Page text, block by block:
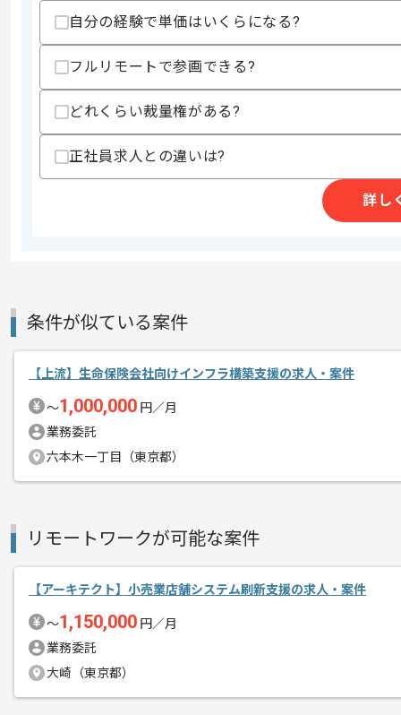
その他募集要項
商談回数
1回
募集人数
エージェントからのコ
IT×業務コンサルティングサービス、ア
を展開している企業でございます。
今回はtoB向けクラウドサービス導入支
自分の経験で単価はいくらになる?
フルリモートで参画できる?
どれくらい裁量権がある?
正社員求人との違いは?
詳し
条件が似ている案件
【上流】生命保険会社向けインフラ構築支援の求人・案件
〜1,000,000 円／月
業務委託
六本木一丁目（東京都）
リモートワークが可能な案件
【アーキテクト】小売業店舗システム刷新支援の求人・案件
〜1,150,000 円／月
業務委託
大崎（東京都）